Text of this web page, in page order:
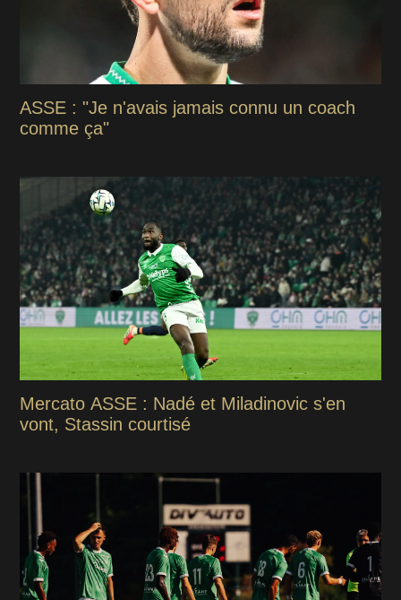
ASSE : "Je n'avais jamais connu un coach
comme ça"
Mercato ASSE : Nadé et Miladinovic s'en
vont, Stassin courtisé